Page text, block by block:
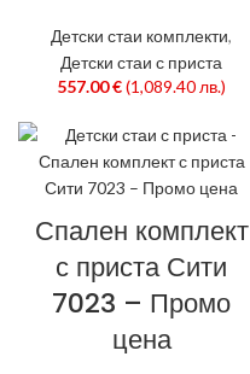
Детски стаи комплекти,
Детски стаи с приста
557.00€(1,089.40 лв.)
Спален комплект
с приста Сити
7023 – Промо
цена